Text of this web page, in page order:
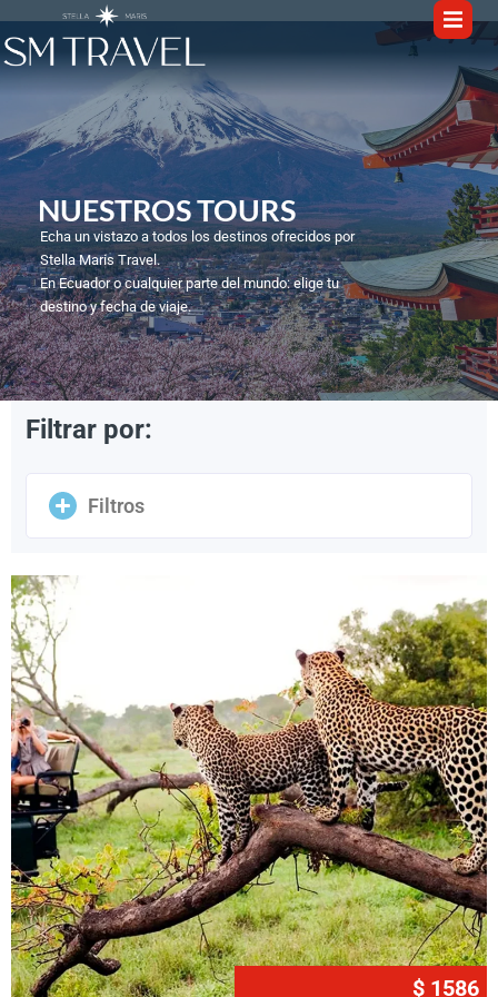
NUESTROS TOURS​
Echa un vistazo a todos los destinos ofrecidos por
Stella Maris Travel.
En Ecuador o cualquier parte del mundo: elige tu
destino y fecha de viaje.
Filtrar por:
Filtros
$ 1586